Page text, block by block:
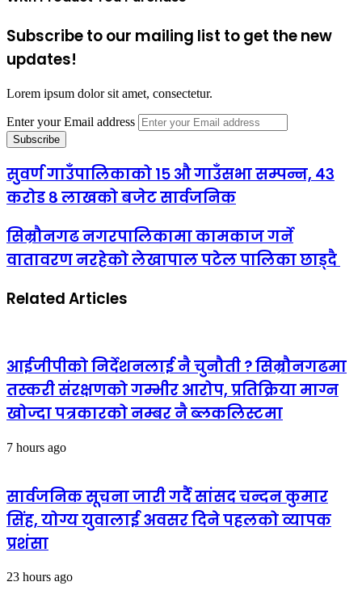
Subscribe to our mailing list to get the new
updates!
Lorem ipsum dolor sit amet, consectetur.
Enter your Email address
सुवर्ण गाउँपालिकाको १५ औ गाउँसभा सम्पन्न, ४३
करोड ८ लाखको बजेट सार्वजनिक
सिम्रौनगढ नगरपालिकामा कामकाज गर्ने
वातावरण नरहेको लेखापाल पटेल पालिका छाड्दै
Related Articles
आईजीपीको निर्देशनलाई नै चुनौती ? सिम्रौनगढमा
तस्करी संरक्षणको गम्भीर आरोप, प्रतिक्रिया माग्न
खोज्दा पत्रकारको नम्बर नै ब्लकलिस्टमा
7 hours ago
सार्वजनिक सूचना जारी गर्दै सांसद चन्दन कुमार
सिंह, योग्य युवालाई अवसर दिने पहलको व्यापक
प्रशंसा
23 hours ago